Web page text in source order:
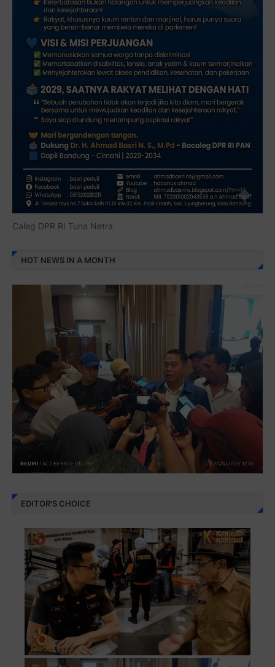
Caleg DPR RI Tuna Netra
HOT NEWS IN A MONTH
EDITOR'S CHOICE